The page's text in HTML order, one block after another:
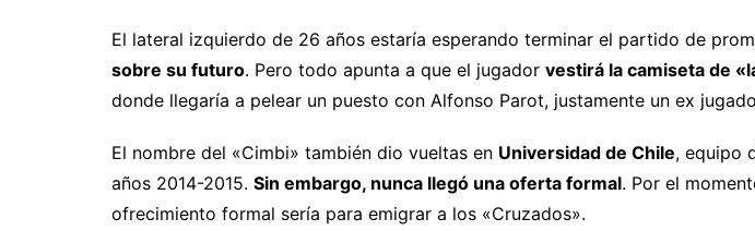
El lateral izquierdo de 26 años estaría esperando terminar el partido de
sobre su futuro. Pero todo apunta a que el jugador vestirá la camiseta de
donde llegaría a pelear un puesto con Alfonso Parot, justamente un ex
El nombre del «Cimbi» también dio vueltas en Universidad de Chile, equipo
años 2014-2015. Sin embargo, nunca llegó una oferta formal. Por el
ofrecimiento formal sería para emigrar a los «Cruzados».